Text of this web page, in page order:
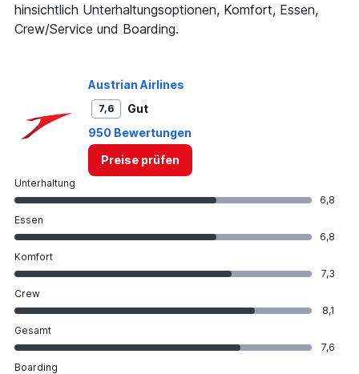
hinsichtlich Unterhaltungsoptionen, Komfort, Essen,
Crew/Service und Boarding.
Austrian Airlines
7,6
Gut
950 Bewertungen
Preise prüfen
Unterhaltung
6,8
Essen
6,8
Komfort
7,3
Crew
8,1
Gesamt
7,6
Boarding